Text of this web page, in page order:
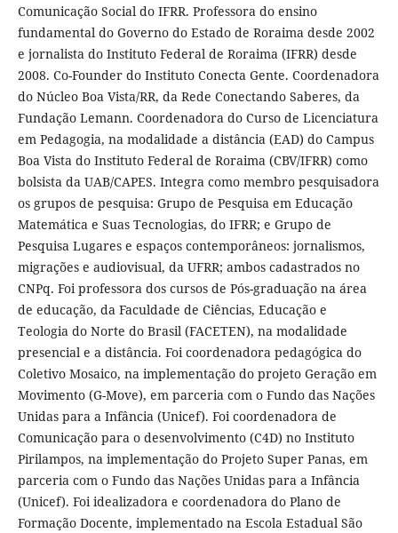
Comunicação Social do IFRR. Professora do ensino
fundamental do Governo do Estado de Roraima desde 2002
e jornalista do Instituto Federal de Roraima (IFRR) desde
2008. Co-Founder do Instituto Conecta Gente. Coordenadora
do Núcleo Boa Vista/RR, da Rede Conectando Saberes, da
Fundação Lemann. Coordenadora do Curso de Licenciatura
em Pedagogia, na modalidade a distância (EAD) do Campus
Boa Vista do Instituto Federal de Roraima (CBV/IFRR) como
bolsista da UAB/CAPES. Integra como membro pesquisadora
os grupos de pesquisa: Grupo de Pesquisa em Educação
Matemática e Suas Tecnologias, do IFRR; e Grupo de
Pesquisa Lugares e espaços contemporâneos: jornalismos,
migrações e audiovisual, da UFRR; ambos cadastrados no
CNPq. Foi professora dos cursos de Pós-graduação na área
de educação, da Faculdade de Ciências, Educação e
Teologia do Norte do Brasil (FACETEN), na modalidade
presencial e a distância. Foi coordenadora pedagógica do
Coletivo Mosaico, na implementação do projeto Geração em
Movimento (G-Move), em parceria com o Fundo das Nações
Unidas para a Infância (Unicef). Foi coordenadora de
Comunicação para o desenvolvimento (C4D) no Instituto
Pirilampos, na implementação do Projeto Super Panas, em
parceria com o Fundo das Nações Unidas para a Infância
(Unicef). Foi idealizadora e coordenadora do Plano de
Formação Docente, implementado na Escola Estadual São